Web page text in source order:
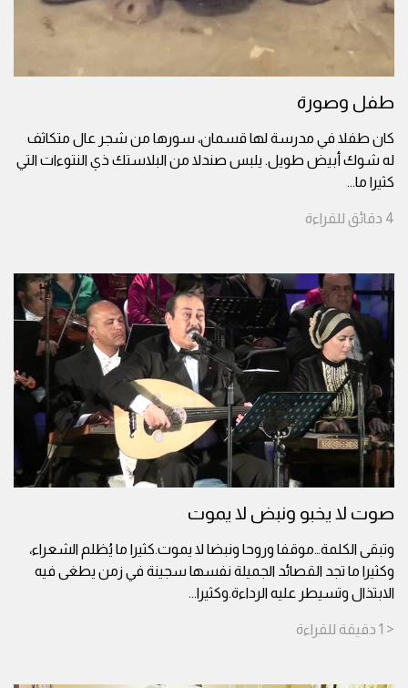
طفل وصورة
كان طفلا في مدرسة لها قسمان، سورها من شجر عال متكاثف
له شوك أبيض طويل. يلبس صندلا من البلاستك ذي النتوءات التي
كثيرا ما...
4 دقائق للقراءة
صوت لا يخبو ونبض لا يموت
وتبقى الكلمة…موقفا وروحا ونبضا لا يموت.كثيرا ما يُظلم الشعراء،
وكثيرا ما تجد القصائد الجميلة نفسها سجينة في زمن يطغى فيه
الابتذال وتسيطر عليه الرداءة.وكثيرا...
< 1 دقيقة للقراءة